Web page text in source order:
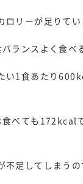
リーが足りてい
ランスよく食べ
い1食あたり
べても172kcal
足してしまうの